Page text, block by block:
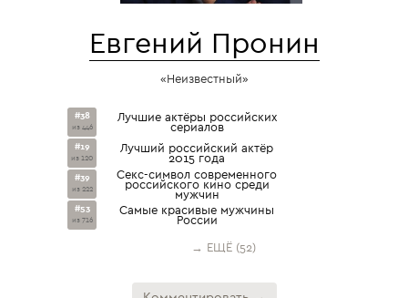
Евгений Пронин
«Неизвестный»
#38
из 446
Лучшие актёры российских
сериалов
#19
из 120
Лучший российский актёр
2015 года
#39
из 222
Секс-символ современного
российского кино среди
мужчин
#53
из 716
Самые красивые мужчины
России
→ ЕЩЁ (52)